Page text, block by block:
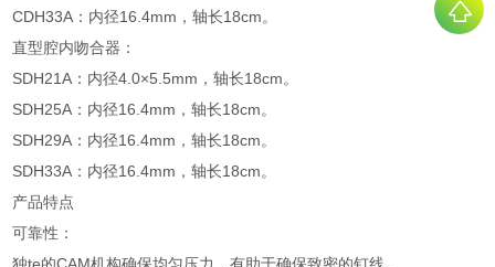
CDH33A：内径16.4mm，轴长18cm。
直型腔内吻合器：
SDH21A：内径4.0×5.5mm，轴长18cm。
SDH25A：内径16.4mm，轴长18cm。
SDH29A：内径16.4mm，轴长18cm。
SDH33A：内径16.4mm，轴长18cm。
产品特点
可靠性：